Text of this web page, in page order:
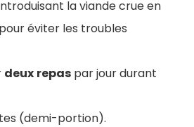
la viande crue en
éviter les troubles
deux repas par jour durant
(demi-portion).